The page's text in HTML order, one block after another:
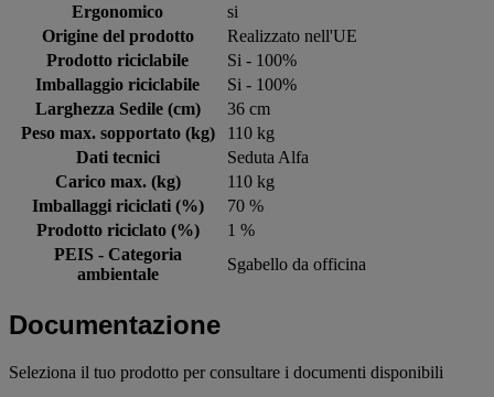
Ergonomico
si
Origine del prodotto
Realizzato nell'UE
Prodotto riciclabile
Si - 100%
Imballaggio riciclabile
Si - 100%
Larghezza Sedile (cm)
36 cm
Peso max. sopportato (kg)
110 kg
Dati tecnici
Seduta Alfa
Carico max. (kg)
110 kg
Imballaggi riciclati (%)
70 %
Prodotto riciclato (%)
1 %
PEIS - Categoria
ambientale
Sgabello da officina
Documentazione
Seleziona il tuo prodotto per consultare i documenti disponibili